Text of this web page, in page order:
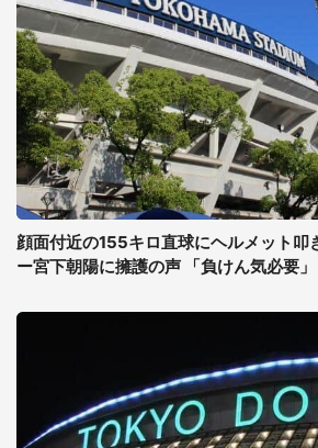
顔面付近の155キロ直球にヘルメット叩
ー宮下朝陽に擁護の声 「負けん気必要